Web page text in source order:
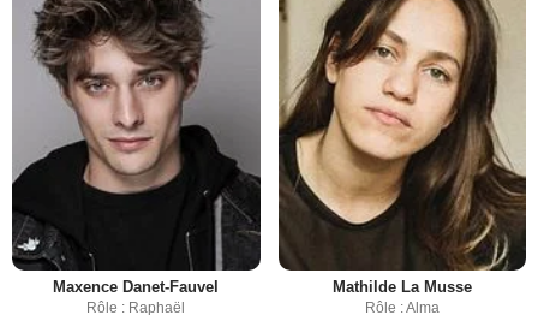
Maxence Danet-Fauvel
Rôle : Raphaël
Mathilde La Musse
Rôle : Alma